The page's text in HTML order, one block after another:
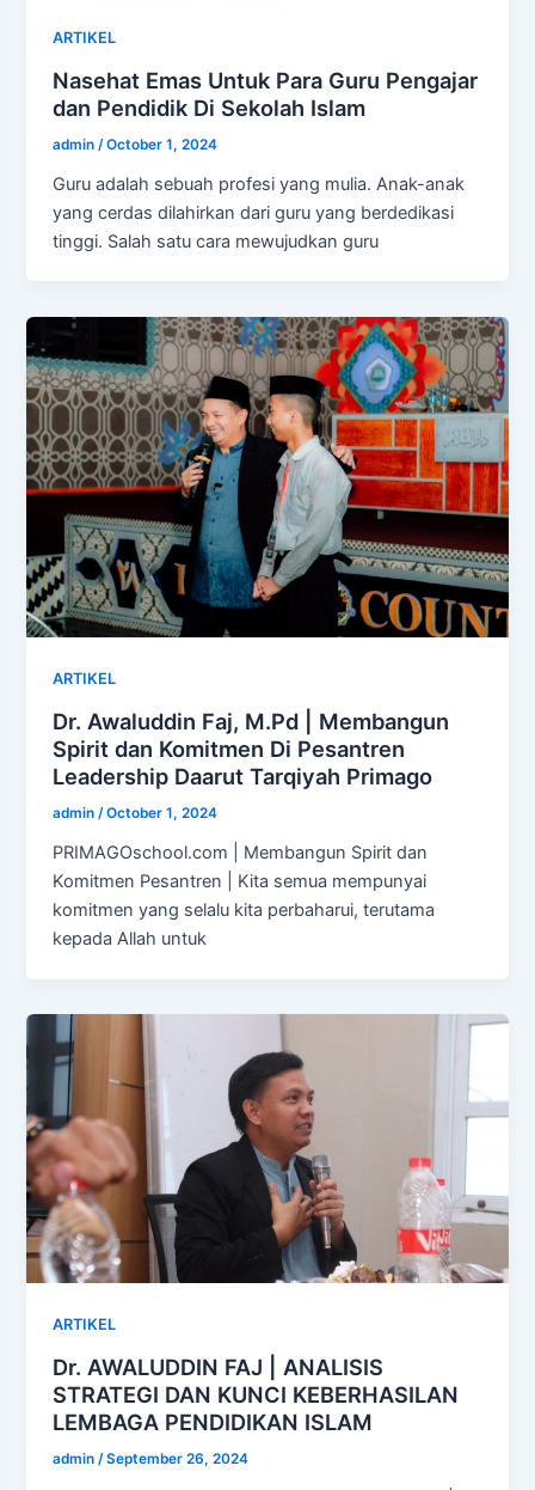
ARTIKEL
Nasehat Emas Untuk Para Guru Pengajar
dan Pendidik Di Sekolah Islam
admin /October 1, 2024
Guru adalah sebuah profesi yang mulia. Anak-anak
yang cerdas dilahirkan dari guru yang berdedikasi
tinggi. Salah satu cara mewujudkan guru
ARTIKEL
Dr. Awaluddin Faj, M.Pd | Membangun
Spirit dan Komitmen Di Pesantren
Leadership Daarut Tarqiyah Primago
admin/October 1, 2024
PRIMAGOschool.com | Membangun Spirit dan
Komitmen Pesantren | Kita semua mempunyai
komitmen yang selalu kita perbaharui, terutama
kepada Allah untuk
ARTIKEL
Dr. AWALUDDIN FAJ | ANALISIS
STRATEGI DAN KUNCI KEBERHASILAN
LEMBAGA PENDIDIKAN ISLAM
admin/September 26, 2024